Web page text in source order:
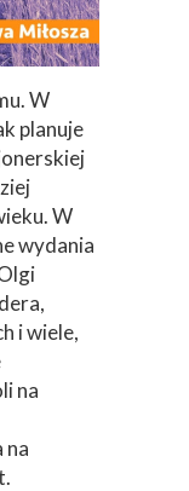
W
planuje
W
wydania
i wiele,
na
na